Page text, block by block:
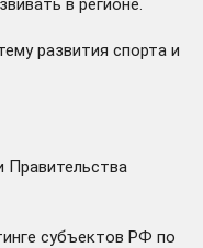
развития спорта и
Правительства
субъектов РФ по